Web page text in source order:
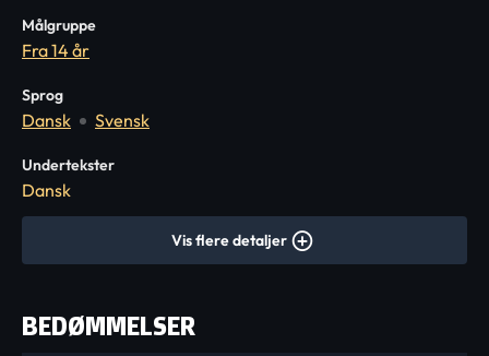
Målgruppe
Fra 14 år
Sprog
Dansk Svensk
Undertekster
Dansk
Vis flere detaljer
BEDØMMELSER